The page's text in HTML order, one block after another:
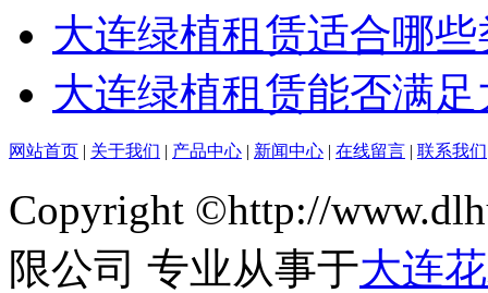
大连绿植租赁适合哪
大连绿植租赁能否满
网站首页 | 关于我们 | 产品中心 | 新闻中心 | 在线留言 | 联系我们
Copyright ©http://
限公司 专业从事于大连